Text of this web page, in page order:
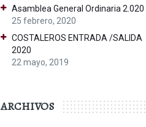
Asamblea General Ordinaria 2.020
25 febrero, 2020
COSTALEROS ENTRADA /SALIDA
2020
22 mayo, 2019
ARCHIVOS